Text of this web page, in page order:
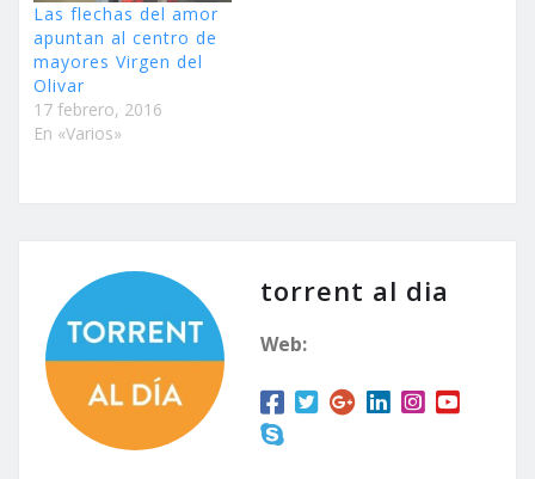
Las flechas del amor
apuntan al centro de
mayores Virgen del
Olivar
17 febrero, 2016
En «Varios»
torrent al dia
Web: